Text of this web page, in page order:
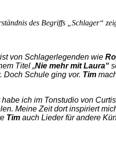
des Begriffs „Schlager“
von Schlagerlegenden wie
Titel „Nie mehr mit Laura“
Doch Schule ging vor. Tim
ich im Tonstudio von
Meine Zeit dort inspiriert
Tim auch Lieder für andere